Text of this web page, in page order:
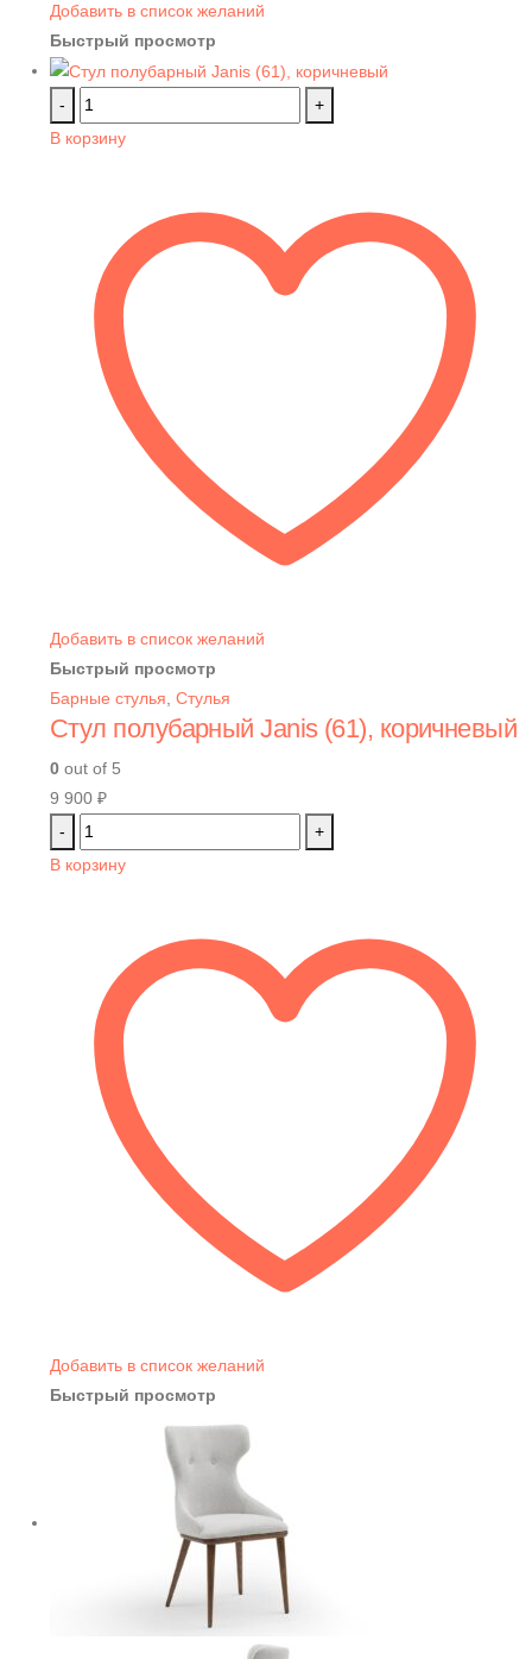
Добавить в список желаний
Быстрый просмотр
-
+
В корзину
Добавить в список желаний
Быстрый просмотр
Барные стулья Стулья
Стул полубарный Janis (61), коричневый
0 out of 5
9 900 ₽
-
+
В корзину
Добавить в список желаний
Быстрый просмотр